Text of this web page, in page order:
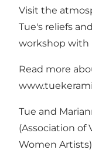
Visit the
Tue's reliefs
workshop with
Read more
Tue and
(Association of
Women